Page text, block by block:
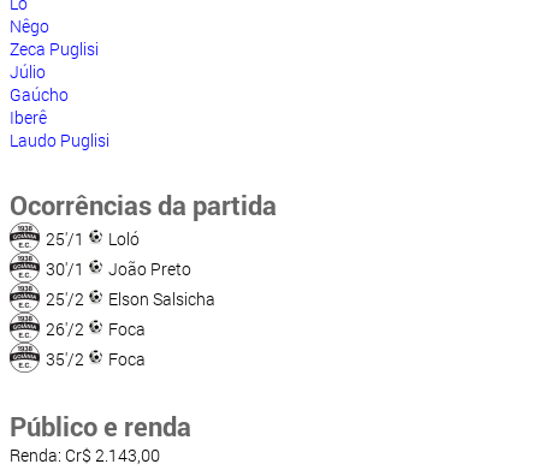
Nêgo
Zeca Puglisi
Júlio
Gaúcho
Iberê
Laudo Puglisi
Ocorrências da partida
25'/1
Loló
30'/1
João Preto
25'/2
Elson Salsicha
26'/2
Foca
35'/2
Foca
Público e renda
Renda: Cr$ 2.143,00